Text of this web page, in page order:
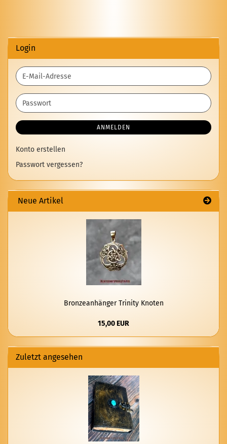
Login
E-
Mail-
Adresse
Passwort
ANMELDEN
Konto erstellen
Passwort vergessen?
Neue Artikel
Bron­ze­an­hän­ger Tri­ni­ty Kno­ten
15,00 EUR
Zuletzt angesehen